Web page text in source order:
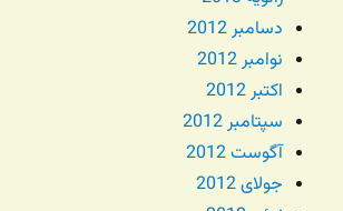
دسامبر 2012
نوامبر 2012
اکتبر 2012
سپتامبر 2012
آگوست 2012
جولای 2012